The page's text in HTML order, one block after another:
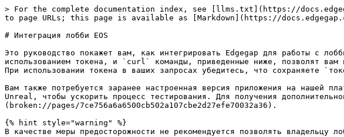
> For the complete documentation index, see [llms.txt](https://
to page URLs; this page is available as [Markdown](https://
# Интеграция лобби EOS
Это руководство покажет вам, как интегрировать Edgegap для работы с
использованием токена, и `curl` команды, приведенные ниже, позволят
При использовании токена в ваших запросах убедитесь, что сохраняете
Вам также потребуется заранее настроенная версия приложения на нашей
Unreal, чтобы ускорить процесс тестирования. Для получения
(broken://pages/7ce756a6a6500cb502a107cbe2d27efe70032a36).
{% hint style="warning" %}
В качестве меры предосторожности не рекомендуется позволять владельцу